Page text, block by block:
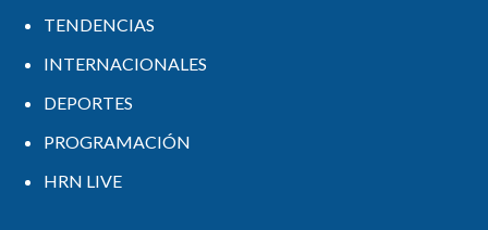
TENDENCIAS
INTERNACIONALES
DEPORTES
PROGRAMACIÓN
HRN LIVE